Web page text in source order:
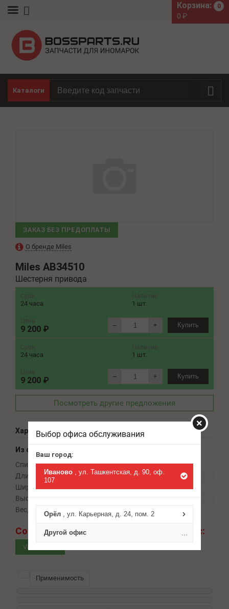
Корзина: 0
0 ₽
Каталоги
ЗАКАЗ БЕЗ ПРЕДОПЛАТЫ
О бренде Miles
Miles AB34510
Шестерня привода
Срок
24 часа
Наличие
1 шт.
Цена
9 200 ₽ – + Купить
Срок
24 часа
Наличие
1 шт.
Цена
9 200 ₽ – + Купить
Посмотреть другие предложения
Характеристики
Из справочника ABCP
Список EAN-13:
5415236336529
Длина, мм:
130
Ширина, мм:
Высота, мм:
Вес, кг:
1.2
Сомневаетесь в подборе? Спросите нас:
VIN запрос
Применимость
Выбор офиса обслуживания
Ваш город:
Иваново , ул. Ташкентская, д. 90, оф.
107
Орёл , ул. Карьерная, д. 24, пом. 2
Другой офис